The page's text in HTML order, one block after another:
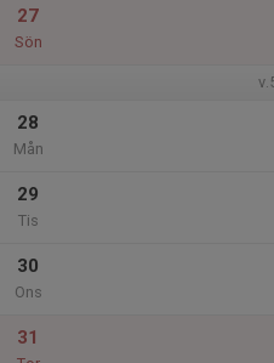
27
Sön
28
Mån
29
Tis
30
Ons
31